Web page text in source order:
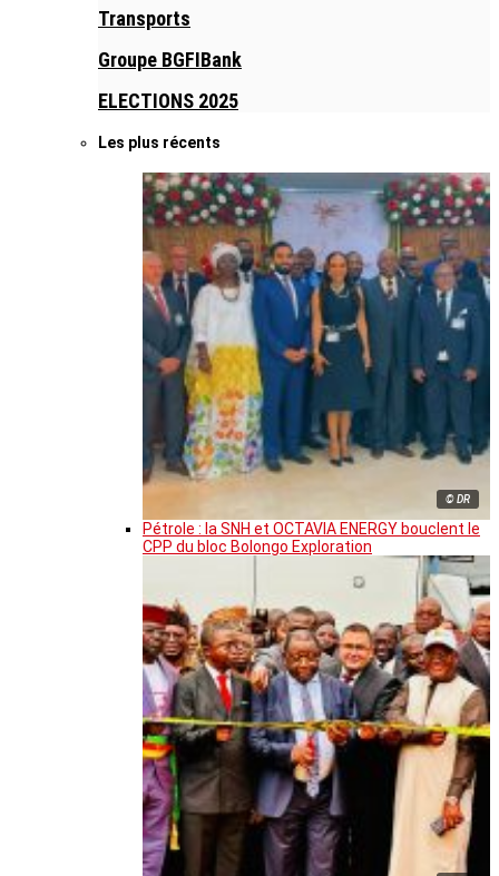
Transports
Groupe BGFIBank
ELECTIONS 2025
Les plus récents
© DR
Pétrole : la SNH et OCTAVIA ENERGY bouclent le
CPP du bloc Bolongo Exploration